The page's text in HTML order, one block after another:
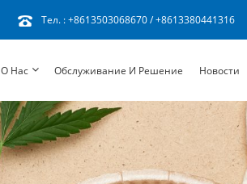
Тел. :+8613503068670/+8613380441316
О Нас Обслуживание И Решение Новости